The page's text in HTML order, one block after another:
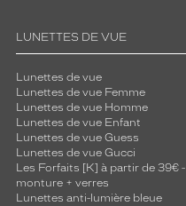
LUNETTES DE VUE
Lunettes de vue
Lunettes de vue Femme
Lunettes de vue Homme
Lunettes de vue Enfant
Lunettes de vue Guess
Lunettes de vue Gucci
Les Forfaits [K] à partir de 39€ -
monture + verres
Lunettes anti-lumière bleue